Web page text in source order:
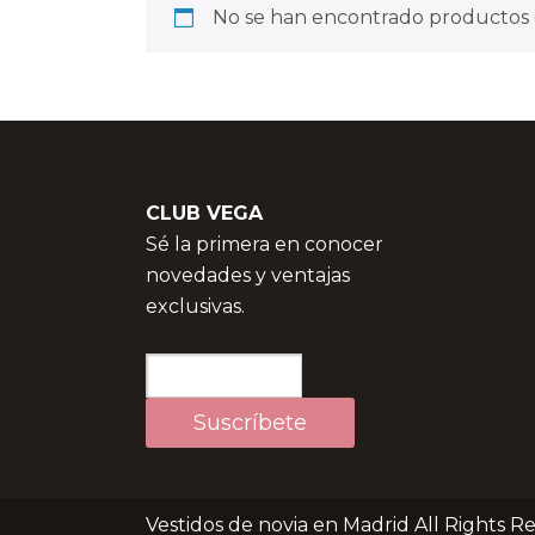
No se han encontrado
CLUB VEGA
Sé la primera en conocer
novedades y ventajas
exclusivas.
Vestidos de novia en Madrid All Rights